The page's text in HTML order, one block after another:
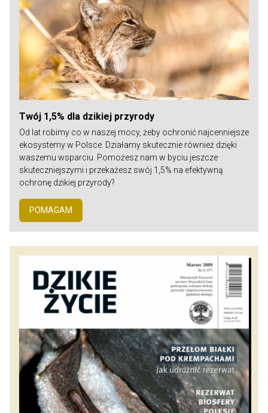
Twój 1,5% dla dzikiej przyrody
Od lat robimy co w naszej mocy, żeby ochronić najcenniejsze
ekosystemy w Polsce. Działamy skutecznie również dzięki
waszemu wsparciu. Pomożesz nam w byciu jeszcze
skuteczniejszymi i przekażesz swój 1,5% na efektywną
ochronę dzikiej przyrody?
POMAGAM